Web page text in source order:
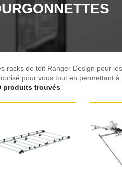
racks de toit Ranger Design pour
pour vous tout en permettant à
produits trouvés